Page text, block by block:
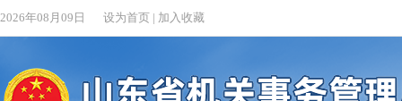
2026年08月09日 设为首页 | 加入收藏